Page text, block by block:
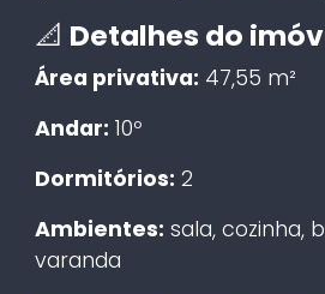
📐 Detalhes do
Área privativa: 47,55 m²
Andar: 10º
Dormitórios: 2
Ambientes: sala, cozinha,
varanda